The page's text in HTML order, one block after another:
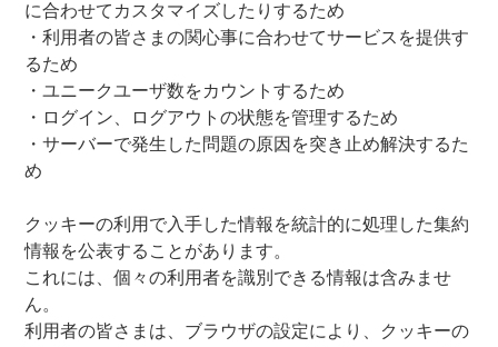
に合わせてカスタマイズしたりするため
・利用者の皆さまの関心事に合わせてサービスを提供す
るため
・ユニークユーザ数をカウントするため
・ログイン、ログアウトの状態を管理するため
・サーバーで発生した問題の原因を突き止め解決するた
め
クッキーの利用で入手した情報を統計的に処理した集約
情報を公表することがあります。
これには、個々の利用者を識別できる情報は含みませ
ん。
利用者の皆さまは、ブラウザの設定により、クッキーの